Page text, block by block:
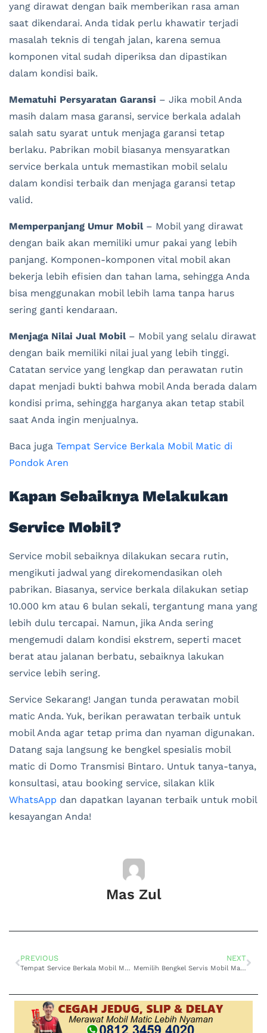
yang dirawat dengan baik memberikan rasa aman
saat dikendarai. Anda tidak perlu khawatir terjadi
masalah teknis di tengah jalan, karena semua
komponen vital sudah diperiksa dan dipastikan
dalam kondisi baik.
Mematuhi Persyaratan Garansi – Jika mobil Anda
masih dalam masa garansi, service berkala adalah
salah satu syarat untuk menjaga garansi tetap
berlaku. Pabrikan mobil biasanya mensyaratkan
service berkala untuk memastikan mobil selalu
dalam kondisi terbaik dan menjaga garansi tetap
valid.
Memperpanjang Umur Mobil– Mobil yang dirawat
dengan baik akan memiliki umur pakai yang lebih
panjang. Komponen-komponen vital mobil akan
bekerja lebih efisien dan tahan lama, sehingga Anda
bisa menggunakan mobil lebih lama tanpa harus
sering ganti kendaraan.
Menjaga Nilai Jual Mobil– Mobil yang selalu dirawat
dengan baik memiliki nilai jual yang lebih tinggi.
Catatan service yang lengkap dan perawatan rutin
dapat menjadi bukti bahwa mobil Anda berada dalam
kondisi prima, sehingga harganya akan tetap stabil
saat Anda ingin menjualnya.
Baca juga Tempat Service Berkala Mobil Matic di
Pondok Aren
Kapan Sebaiknya Melakukan
Service Mobil?
Service mobil sebaiknya dilakukan secara rutin,
mengikuti jadwal yang direkomendasikan oleh
pabrikan. Biasanya, service berkala dilakukan setiap
10.000 km atau 6 bulan sekali, tergantung mana yang
lebih dulu tercapai. Namun, jika Anda sering
mengemudi dalam kondisi ekstrem, seperti macet
berat atau jalanan berbatu, sebaiknya lakukan
service lebih sering.
Service Sekarang! Jangan tunda perawatan mobil
matic Anda. Yuk, berikan perawatan terbaik untuk
mobil Anda agar tetap prima dan nyaman digunakan.
Datang saja langsung ke bengkel spesialis mobil
matic di Domo Transmisi Bintaro. Untuk tanya-tanya,
konsultasi, atau booking service, silakan klik
WhatsApp dan dapatkan layanan terbaik untuk mobil
kesayangan Anda!
Mas Zul
PREVIOUS
Tempat Service Berkala Mobil Matic di Pondok Aren
NEXT
Memilih Bengkel Servis Mobil Matic di BSD yang Profesional